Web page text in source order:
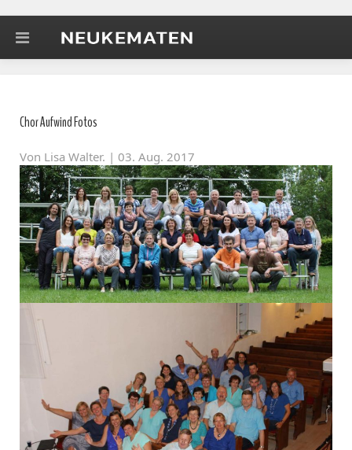
Chor Aufwind Fotos
Von Lisa Walter. | 03. Aug. 2017